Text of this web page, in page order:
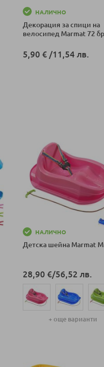
НАЛИЧНО
Декорация за спици на
велосипед Marmat 72 бр.
5,90 € /11,54 лв.
НАЛИЧНО
Детска шейна Marmat
28,90 €/56,52 лв.
+ още варианти